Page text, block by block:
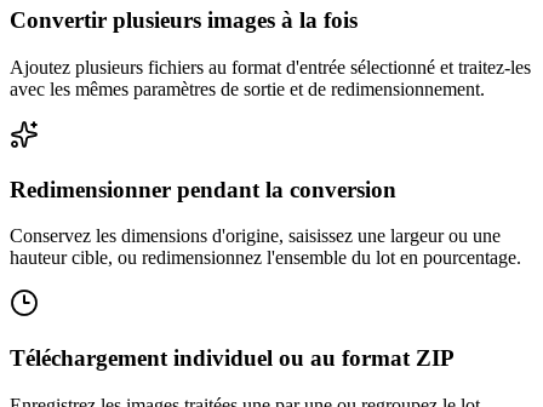
Convertir plusieurs images à la fois
Ajoutez plusieurs fichiers au format d'entrée sélectionné et traitez-les
avec les mêmes paramètres de sortie et de redimensionnement.
Redimensionner pendant la conversion
Conservez les dimensions d'origine, saisissez une largeur ou une
hauteur cible, ou redimensionnez l'ensemble du lot en pourcentage.
Téléchargement individuel ou au format ZIP